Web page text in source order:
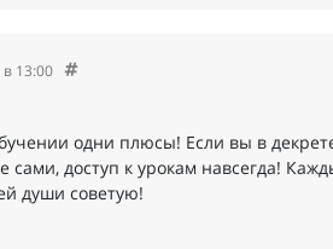
в 13:00
одни плюсы! Если вы в
доступ к урокам навсегда!
души советую!